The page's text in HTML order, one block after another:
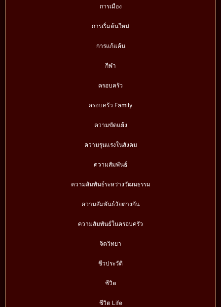
การเมือง
การเริ่มต้นใหม่
การแก้แค้น
กีฬา
ครอบครัว
ครอบครัว Family
ความขัดแย้ง
ความรุนแรงในสังคม
ความสัมพันธ์
ความสัมพันธ์ระหว่างวัฒนธรรม
ความสัมพันธ์วัยต่างกัน
ความสัมพันธ์ในครอบครัว
จิตวิทยา
ชีวประวัติ
ชีวิต
ชีวิต Life